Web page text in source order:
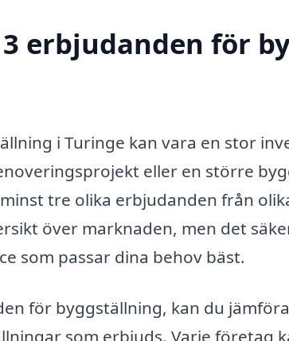
erbjudanden för
i Turinge kan vara en stor
eller en större
tre olika erbjudanden från
över marknaden, men det
som passar dina behov bäst.
för byggställning, kan du
som erbjuds. Varje företag